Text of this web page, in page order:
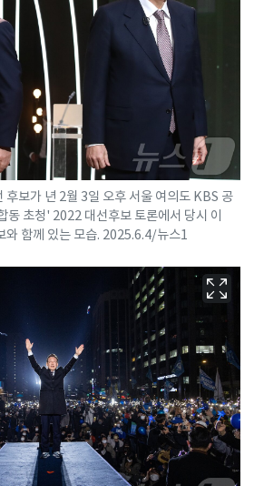
후보가 년 2월 3일 오후 서울 여의도 KBS 공
동 초청' 2022 대선후보 토론에서 당시 이
와 함께 있는 모습. 2025.6.4/뉴스1